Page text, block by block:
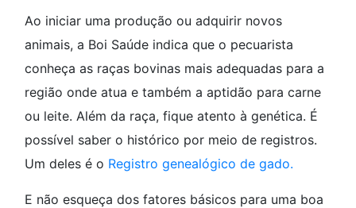
Ao iniciar uma produção ou adquirir novos
animais, a Boi Saúde indica que o pecuarista
conheça as raças bovinas mais adequadas para a
região onde atua e também a aptidão para carne
ou leite. Além da raça, fique atento à genética. É
possível saber o histórico por meio de registros.
Um deles é o Registro genealógico de gado.
E não esqueça dos fatores básicos para uma boa